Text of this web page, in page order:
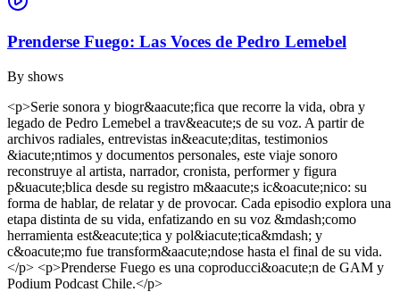
Prenderse Fuego: Las Voces de Pedro Lemebel
By shows
<p>Serie sonora y biogr&aacute;fica que recorre la vida, obra y
legado de Pedro Lemebel a trav&eacute;s de su voz. A partir de
archivos radiales, entrevistas in&eacute;ditas, testimonios
&iacute;ntimos y documentos personales, este viaje sonoro
reconstruye al artista, narrador, cronista, performer y figura
p&uacute;blica desde su registro m&aacute;s ic&oacute;nico: su
forma de hablar, de relatar y de provocar. Cada episodio explora una
etapa distinta de su vida, enfatizando en su voz &mdash;como
herramienta est&eacute;tica y pol&iacute;tica&mdash; y
c&oacute;mo fue transform&aacute;ndose hasta el final de su vida.
</p> <p>Prenderse Fuego es una coproducci&oacute;n de GAM y
Podium Podcast Chile.</p>